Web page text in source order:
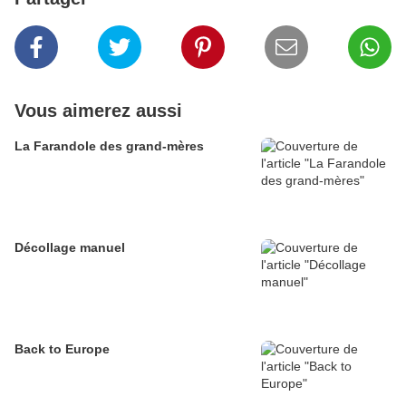
Vous aimerez aussi
La Farandole des grand-mères
Décollage manuel
Back to Europe